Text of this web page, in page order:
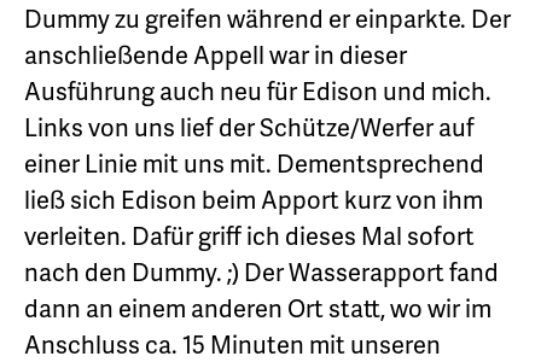
Dummy zu greifen während er einparkte. Der
anschließende Appell war in dieser
Ausführung auch neu für Edison und mich.
Links von uns lief der Schütze/Werfer auf
einer Linie mit uns mit. Dementsprechend
ließ sich Edison beim Apport kurz von ihm
verleiten. Dafür griff ich dieses Mal sofort
nach den Dummy. ;) Der Wasserapport fand
dann an einem anderen Ort statt, wo wir im
Anschluss ca. 15 Minuten mit unseren